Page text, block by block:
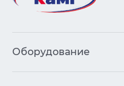
Оборудование